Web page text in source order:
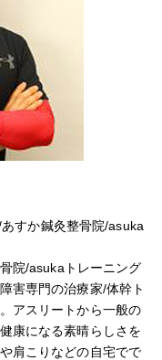
すか鍼灸整骨院/asuka
院/asukaトレーニング
害専門の治療家/体幹ト
アスリートから一般の
康になる素晴らしさを
肩こりなどの自宅でで